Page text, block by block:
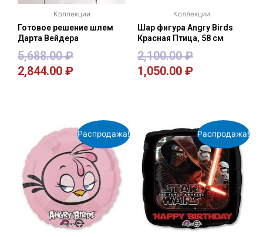
Коллекции
Готовое решение шлем
Дарта Вейдера
5,688.00₽
2,844.00 ₽
Коллекции
Шар фигура Angry Birds
Красная Птица, 58 см
2,100.00₽
1,050.00 ₽
Распродажа! Распродажа!